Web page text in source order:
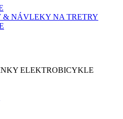
& NÁVLEKY NA TRETRY
ELEKTROBICYKLE